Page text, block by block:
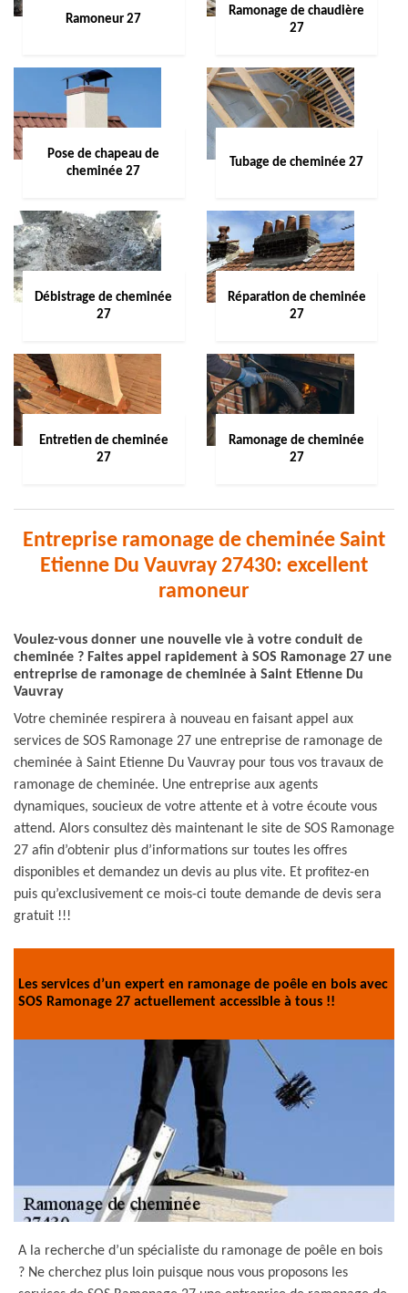
Ramoneur 27
Ramonage de chaudière
27
Pose de chapeau de
cheminée 27
Tubage de cheminée 27
Débistrage de cheminée
27
Réparation de cheminée
27
Entretien de cheminée
27
Ramonage de cheminée
27
Entreprise ramonage de cheminée Saint
Etienne Du Vauvray 27430: excellent
ramoneur
Voulez-vous donner une nouvelle vie à votre conduit de
cheminée ? Faites appel rapidement à SOS Ramonage 27 une
entreprise de ramonage de cheminée à Saint Etienne Du
Vauvray
Votre cheminée respirera à nouveau en faisant appel aux
services de SOS Ramonage 27 une entreprise de ramonage de
cheminée à Saint Etienne Du Vauvray pour tous vos travaux de
ramonage de cheminée. Une entreprise aux agents
dynamiques, soucieux de votre attente et à votre écoute vous
attend. Alors consultez dès maintenant le site de SOS Ramonage
27 afin d’obtenir plus d’informations sur toutes les offres
disponibles et demandez un devis au plus vite. Et profitez-en
puis qu’exclusivement ce mois-ci toute demande de devis sera
gratuit !!!
Les services d’un expert en ramonage de poêle en bois avec
SOS Ramonage 27 actuellement accessible à tous !!
A la recherche d’un spécialiste du ramonage de poêle en bois
? Ne cherchez plus loin puisque nous vous proposons les